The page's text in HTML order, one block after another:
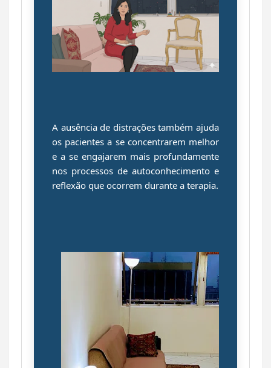
A ausência de distrações também ajuda
os pacientes a se concentrarem melhor
e a se engajarem mais profundamente
nos processos de autoconhecimento e
reflexão que ocorrem durante a terapia.